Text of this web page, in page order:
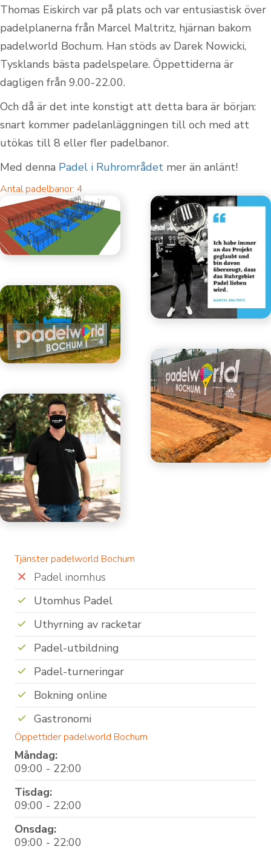
Thomas Eiskirch var på plats och var entusiastisk över
padelplanerna från Marcel Maltritz, hjärnan bakom
padelworld Bochum. Han stöds av Darek Nowicki,
Tysklands bästa padelspelare. Öppettiderna är
dagligen från 9.00-22.00.
Och då är det inte konstigt att detta bara är början:
snart kommer padelanläggningen till och med att
utökas till 8 eller fler padelbanor.
Med denna Padel i Ruhrområdet mer än anlänt!
Antal padelbanor: 4
Tjänster padelworld Bochum
Padel inomhus
Utomhus Padel
Uthyrning av racketar
Padel-utbildning
Padel-turneringar
Bokning online
Gastronomi
Öppettider padelworld Bochum
Måndag:
09:00 - 22:00
Tisdag:
09:00 - 22:00
Onsdag:
09:00 - 22:00